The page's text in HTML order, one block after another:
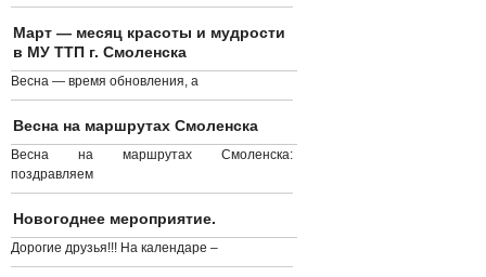
Март — месяц красоты и мудрости
в МУ ТТП г. Смоленска
Весна — время обновления, а
Весна на маршрутах Смоленска
Весна на маршрутах Смоленска:
поздравляем
Новогоднее мероприятие.
Дорогие друзья!!! На календаре –